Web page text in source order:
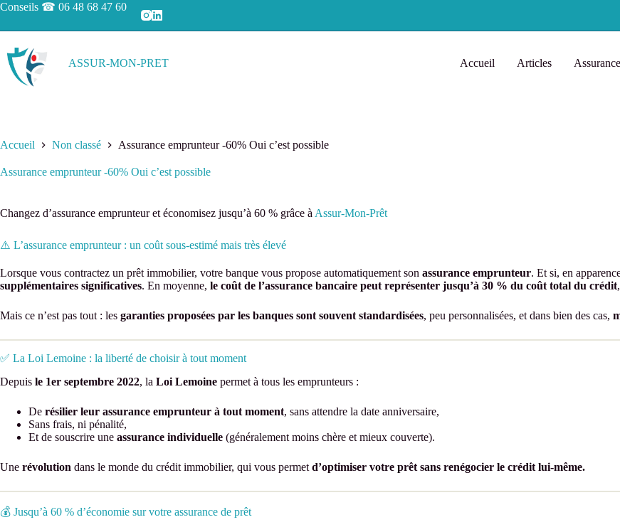
Passer
contenu
Conseils ☎ 06 48 68 47 60
ASSUR-MON-PRET Accueil Articles
Accueil Non classé Assurance emprunteur -60% Oui c’est possible
Assurance emprunteur -60% Oui c’est possible
Changez d’assurance emprunteur et économisez jusqu’à 60 % grâce à Assur-Mon-Prêt
⚠️ L’assurance emprunteur : un coût sous-estimé mais très élevé
Lorsque vous contractez un prêt immobilier, votre banque vous propose automatiquement son assurance emprunteur. Et si, en
supplémentaires significatives. En moyenne, le coût de l’assurance bancaire peut représenter jusqu’à 30 % du coût total du crédit
Mais ce n’est pas tout : les garanties proposées par les banques sont souvent standardisées, peu personnalisées, et dans bien des cas,
✅ La Loi Lemoine : la liberté de choisir à tout moment
Depuis le 1er septembre 2022, la Loi Lemoine permet à tous les emprunteurs :
De résilier leur assurance emprunteur à tout moment, sans attendre la date anniversaire,
Sans frais, ni pénalité,
Et de souscrire une assurance individuelle (généralement moins chère et mieux couverte).
Une révolution dans le monde du crédit immobilier, qui vous permet d’optimiser votre prêt sans renégocier le crédit lui-même.
💰 Jusqu’à 60 % d’économie sur votre assurance de prêt